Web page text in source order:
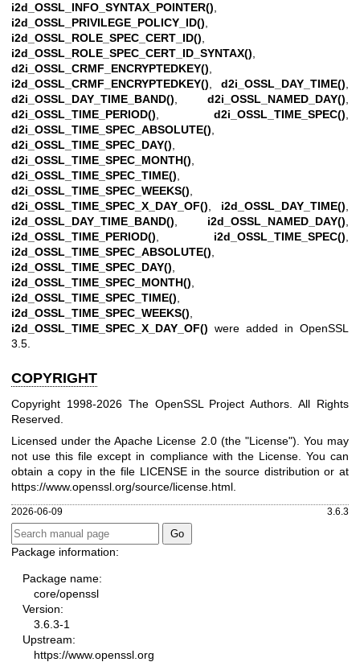
i2d_OSSL_INFO_SYNTAX_POINTER(),
i2d_OSSL_PRIVILEGE_POLICY_ID(),
i2d_OSSL_ROLE_SPEC_CERT_ID(),
i2d_OSSL_ROLE_SPEC_CERT_ID_SYNTAX(),
d2i_OSSL_CRMF_ENCRYPTEDKEY(),
i2d_OSSL_CRMF_ENCRYPTEDKEY(), d2i_OSSL_DAY_TIME(),
d2i_OSSL_DAY_TIME_BAND(), d2i_OSSL_NAMED_DAY(),
d2i_OSSL_TIME_PERIOD(), d2i_OSSL_TIME_SPEC(),
d2i_OSSL_TIME_SPEC_ABSOLUTE(),
d2i_OSSL_TIME_SPEC_DAY(),
d2i_OSSL_TIME_SPEC_MONTH(),
d2i_OSSL_TIME_SPEC_TIME(),
d2i_OSSL_TIME_SPEC_WEEKS(),
d2i_OSSL_TIME_SPEC_X_DAY_OF(), i2d_OSSL_DAY_TIME(),
i2d_OSSL_DAY_TIME_BAND(), i2d_OSSL_NAMED_DAY(),
i2d_OSSL_TIME_PERIOD(), i2d_OSSL_TIME_SPEC(),
i2d_OSSL_TIME_SPEC_ABSOLUTE(),
i2d_OSSL_TIME_SPEC_DAY(),
i2d_OSSL_TIME_SPEC_MONTH(),
i2d_OSSL_TIME_SPEC_TIME(),
i2d_OSSL_TIME_SPEC_WEEKS(),
i2d_OSSL_TIME_SPEC_X_DAY_OF() were added in OpenSSL
3.5.
COPYRIGHT
Copyright 1998-2026 The OpenSSL Project Authors. All Rights
Reserved.
Licensed under the Apache License 2.0 (the "License"). You may
not use this file except in compliance with the License. You can
obtain a copy in the file LICENSE in the source distribution or at
https://www.openssl.org/source/license.html.
2026-06-09 3.6.3
Package information:
Package name:
core/openssl
Version:
3.6.3-1
Upstream:
https://www.openssl.org